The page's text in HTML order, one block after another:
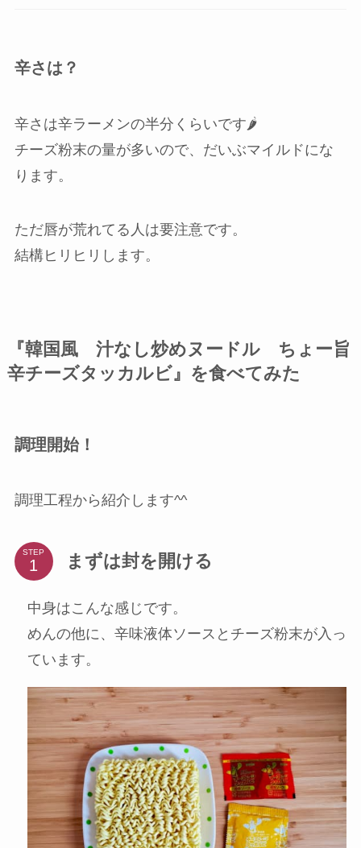
辛さは？
辛さは辛ラーメンの半分くらいです🌶
チーズ粉末の量が多いので、だいぶマイルドにな
ります。
ただ唇が荒れてる人は要注意です。
結構ヒリヒリします。
『韓国風 汁なし炒めヌードル ちょー旨
辛チーズタッカルビ』を食べてみた
調理開始！
調理工程から紹介します^^
STEP まずは封を開ける
中身はこんな感じです。
めんの他に、辛味液体ソースとチーズ粉末が入っ
ています。